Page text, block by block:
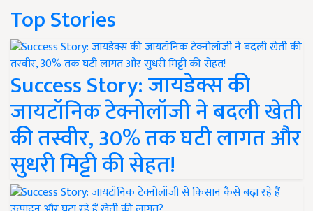
Top Stories
Success Story: जायडेक्स की
जायटॉनिक टेक्नोलॉजी ने बदली खेती
की तस्वीर, 30% तक घटी लागत और
सुधरी मिट्टी की सेहत!